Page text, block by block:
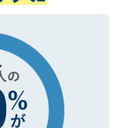
ご安心ください。
ポートが可能です
さい。